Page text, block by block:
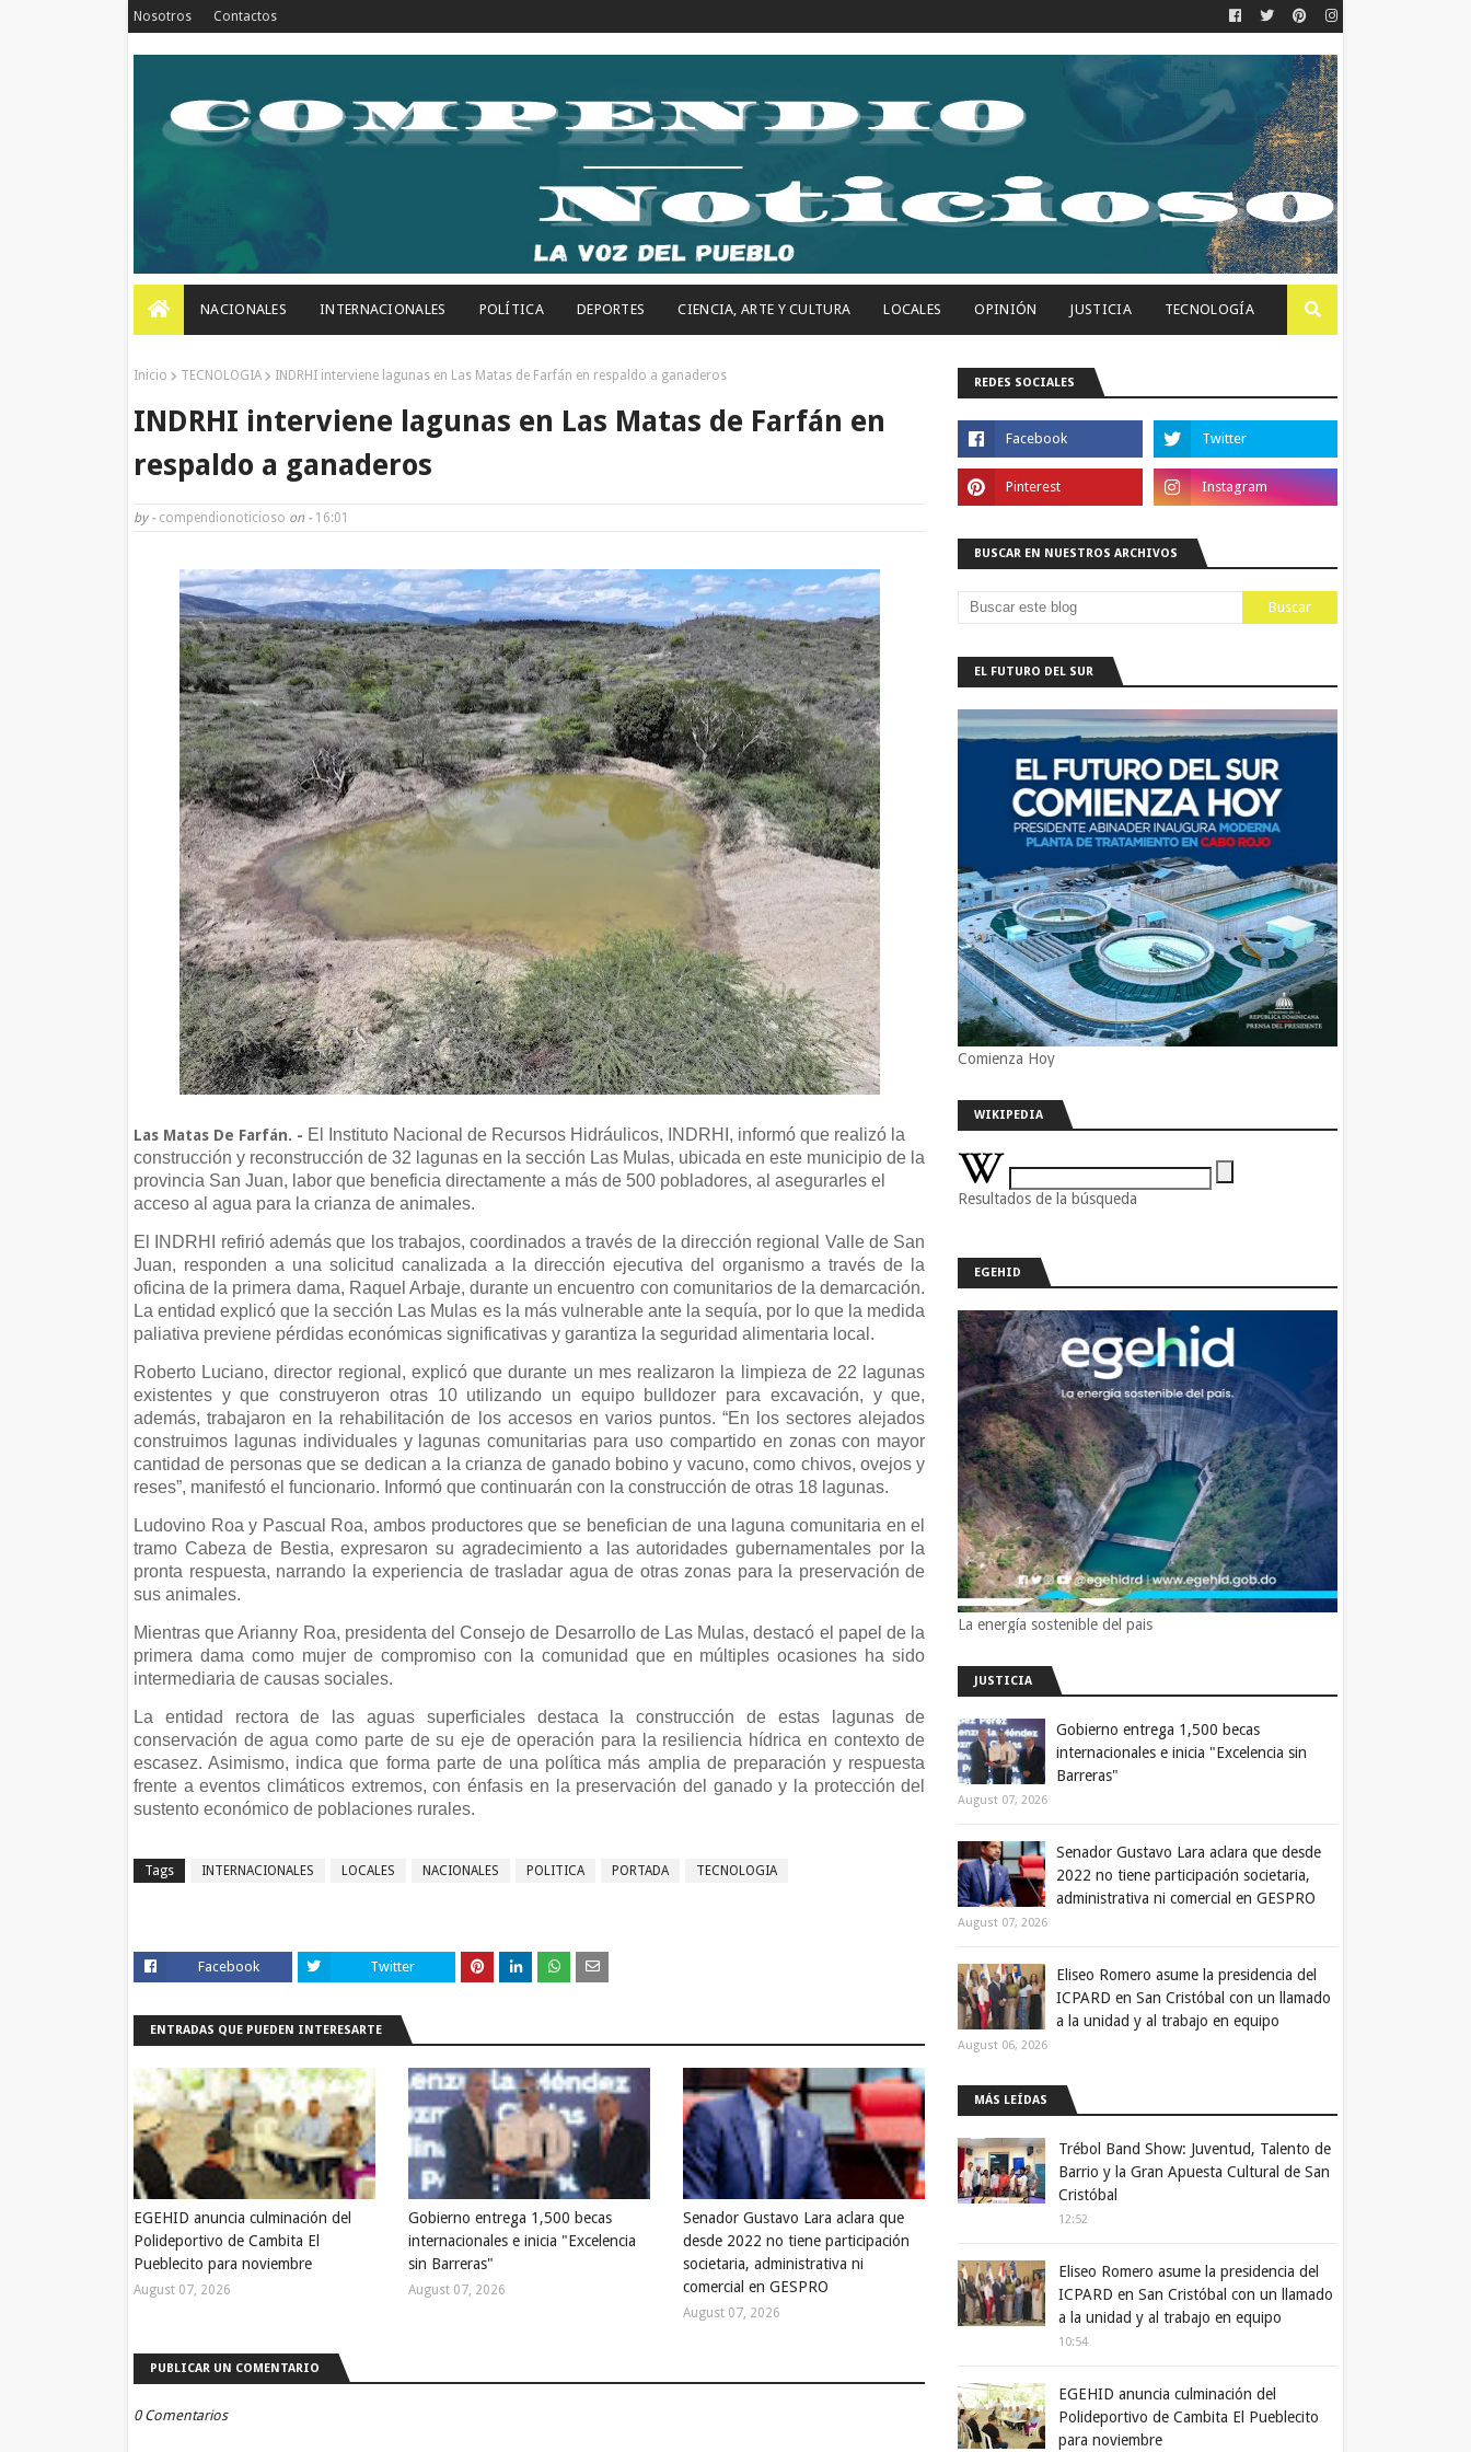
Nosotros Contactos
NACIONALES INTERNACIONALES POLÍTICA DEPORTES CIENCIA, ARTE Y CULTURA LOCALES OPINIÓN JUSTICIA TECNOLOGÍA
Inicio TECNOLOGIA INDRHI interviene lagunas en Las Matas de Farfán en respaldo a ganaderos
INDRHI interviene lagunas en Las Matas de Farfán en
respaldo a ganaderos
by - compendionoticioso on - 16:01
Las Matas De Farfán. - El Instituto Nacional de Recursos Hidráulicos, INDRHI, informó que realizó la
construcción y reconstrucción de 32 lagunas en la sección Las Mulas, ubicada en este municipio de la
provincia San Juan, labor que beneficia directamente a más de 500 pobladores, al asegurarles el
acceso al agua para la crianza de animales.
El INDRHI refirió además que los trabajos, coordinados a través de la dirección regional Valle de San
Juan, responden a una solicitud canalizada a la dirección ejecutiva del organismo a través de la
oficina de la primera dama, Raquel Arbaje, durante un encuentro con comunitarios de la demarcación.
La entidad explicó que la sección Las Mulas es la más vulnerable ante la sequía, por lo que la medida
paliativa previene pérdidas económicas significativas y garantiza la seguridad alimentaria local.
Roberto Luciano, director regional, explicó que durante un mes realizaron la limpieza de 22 lagunas
existentes y que construyeron otras 10 utilizando un equipo bulldozer para excavación, y que,
además, trabajaron en la rehabilitación de los accesos en varios puntos. “En los sectores alejados
construimos lagunas individuales y lagunas comunitarias para uso compartido en zonas con mayor
cantidad de personas que se dedican a la crianza de ganado bobino y vacuno, como chivos, ovejos y
reses”, manifestó el funcionario. Informó que continuarán con la construcción de otras 18 lagunas.
Ludovino Roa y Pascual Roa, ambos productores que se benefician de una laguna comunitaria en el
tramo Cabeza de Bestia, expresaron su agradecimiento a las autoridades gubernamentales por la
pronta respuesta, narrando la experiencia de trasladar agua de otras zonas para la preservación de
sus animales.
Mientras que Arianny Roa, presidenta del Consejo de Desarrollo de Las Mulas, destacó el papel de la
primera dama como mujer de compromiso con la comunidad que en múltiples ocasiones ha sido
intermediaria de causas sociales.
La entidad rectora de las aguas superficiales destaca la construcción de estas lagunas de
conservación de agua como parte de su eje de operación para la resiliencia hídrica en contexto de
escasez. Asimismo, indica que forma parte de una política más amplia de preparación y respuesta
frente a eventos climáticos extremos, con énfasis en la preservación del ganado y la protección del
sustento económico de poblaciones rurales.
Tags INTERNACIONALES LOCALES NACIONALES POLITICA PORTADA TECNOLOGIA
Facebook Twitter
ENTRADAS QUE PUEDEN INTERESARTE
EGEHID anuncia culminación del
Polideportivo de Cambita El
Pueblecito para noviembre
August 07, 2026
Gobierno entrega 1,500 becas
internacionales e inicia "Excelencia
sin Barreras"
August 07, 2026
Senador Gustavo Lara aclara que
desde 2022 no tiene participación
societaria, administrativa ni
comercial en GESPRO
August 07, 2026
PUBLICAR UN COMENTARIO
0 Comentarios
REDES SOCIALES
BUSCAR EN NUESTROS ARCHIVOS
EL FUTURO DEL SUR
Comienza Hoy
WIKIPEDIA
Resultados de la búsqueda
EGEHID
La energía sostenible del pais
JUSTICIA
Gobierno entrega 1,500 becas
internacionales e inicia "Excelencia sin
Barreras"
August 07, 2026
Senador Gustavo Lara aclara que desde
2022 no tiene participación societaria,
administrativa ni comercial en GESPRO
August 07, 2026
Eliseo Romero asume la presidencia del
ICPARD en San Cristóbal con un llamado
a la unidad y al trabajo en equipo
August 06, 2026
MÁS LEÍDAS
Trébol Band Show: Juventud, Talento de
Barrio y la Gran Apuesta Cultural de San
Cristóbal
12:52
Eliseo Romero asume la presidencia del
ICPARD en San Cristóbal con un llamado
a la unidad y al trabajo en equipo
10:54
EGEHID anuncia culminación del
Polideportivo de Cambita El Pueblecito
para noviembre